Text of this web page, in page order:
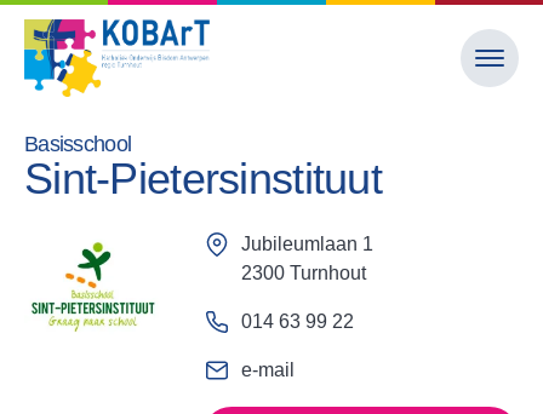
Basisschool
Sint-Pietersinstituut
Jubileumlaan 1
2300 Turnhout
014 63 99 22
e-mail